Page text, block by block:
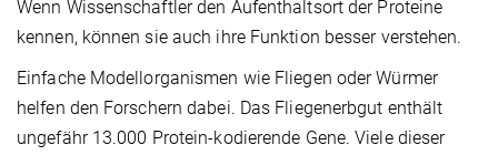
Wenn Wissenschaftler den Aufenthaltsort der Proteine
kennen, können sie auch ihre Funktion besser verstehen.
Einfache Modellorganismen wie Fliegen oder Würmer
helfen den Forschern dabei. Das Fliegenerbgut enthält
ungefähr 13.000 Protein-kodierende Gene. Viele dieser